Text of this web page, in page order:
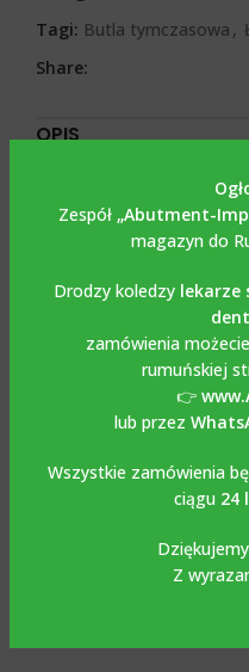
Zespół „Abutment-
magazyn do
Drodzy koledzy lekarze
zamówienia
rumuńskiej
👉
lub przez
Wszystkie zamówienia
ciągu 24
Z
Tagi: Butla tymczasowa ,
Share:
OPIS
Cylinder tymczasowy
Temporary Cylinder
Cylinder tymczasowy Multi
Temporary Cylinder
HEX CONNECTION
Śruba jest dołączona do
obrotowy 15 Ncm. Służy
na stronie cylindrycznej
materiałów do
razem z klasycznym
używać zarówno do prac
wykorzystaniem bibliotek